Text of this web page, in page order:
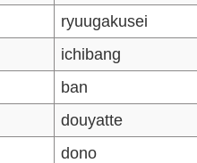
ryuugakusei
ichibang
ban
douyatte
dono